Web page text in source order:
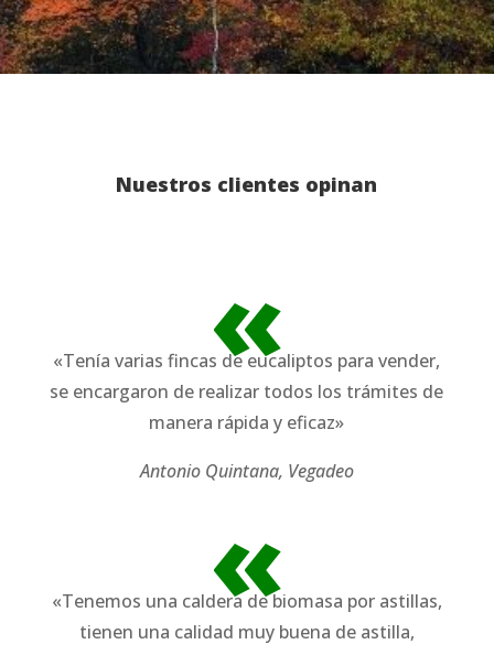
Nuestros clientes opinan
«
«Tenía varias fincas de eucaliptos para vender,
se encargaron de realizar todos los trámites de
manera rápida y eficaz»
Antonio Quintana, Vegadeo
«
«Tenemos una caldera de biomasa por astillas,
tienen una calidad muy buena de astilla,